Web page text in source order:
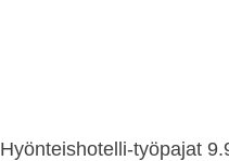
Hyönteishotelli-työpajat